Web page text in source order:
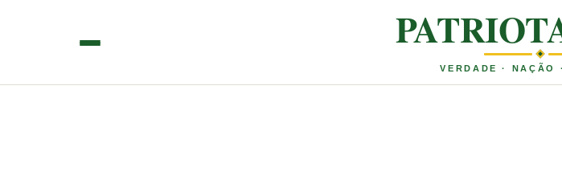
VERDADE · NAÇÃO